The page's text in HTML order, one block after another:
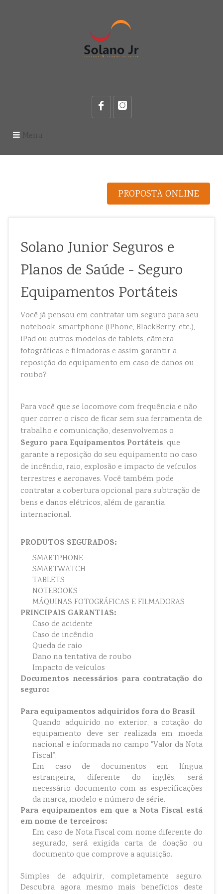
Menu
PROPOSTA ONLINE
Solano Junior Seguros e
Planos de Saúde - Seguro
Equipamentos Portáteis
Você já pensou em contratar um seguro para seu
notebook, smartphone (iPhone, BlackBerry, etc.),
iPad ou outros modelos de tablets, câmera
fotográficas e filmadoras e assim garantir a
reposição do equipamento em caso de danos ou
roubo?
Para você que se locomove com frequência e não
quer correr o risco de ficar sem sua ferramenta de
trabalho e comunicação, desenvolvemos o
Seguro para Equipamentos Portáteis, que
garante a reposição do seu equipamento no caso
de incêndio, raio, explosão e impacto de veículos
terrestres e aeronaves. Você também pode
contratar a cobertura opcional para subtração de
bens e danos elétricos, além de garantia
internacional.
PRODUTOS SEGURADOS:
SMARTPHONE
SMARTWATCH
TABLETS
NOTEBOOKS
MÁQUINAS FOTOGRÁFICAS E FILMADORAS
PRINCIPAIS GARANTIAS:
Caso de acidente
Caso de incêndio
Queda de raio
Dano na tentativa de roubo
Impacto de veículos
Documentos necessários para contratação do
seguro:
Para equipamentos adquiridos fora do Brasil
Quando adquirido no exterior, a cotação do
equipamento deve ser realizada em moeda
nacional e informada no campo "Valor da Nota
Fiscal”;
Em caso de documentos em língua
estrangeira, diferente do inglês, será
necessário documento com as especificações
da marca, modelo e número de série.
Para equipamentos em que a Nota Fiscal está
em nome de terceiros:
Em caso de Nota Fiscal com nome diferente do
segurado, será exigida carta de doação ou
documento que comprove a aquisição.
Simples de adquirir, completamente seguro.
Descubra agora mesmo mais benefícios deste